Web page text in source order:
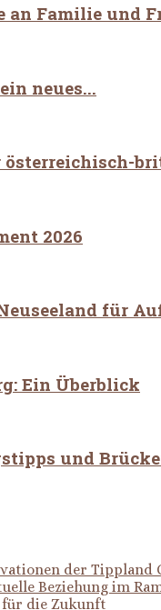
Familie und
neues...
2026
für
Ein Überblick
und
der Tippland
Beziehung im
die Zukunft